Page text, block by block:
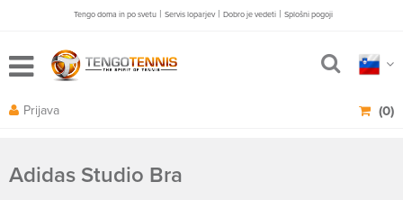
Tengo doma in po svetu | Servis loparjev | Dobro je vedeti | Splošni pogoji
(0)
Prijava
Adidas Studio Bra